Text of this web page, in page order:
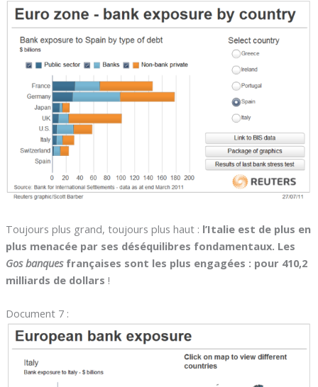
Toujours plus grand, toujours plus haut : l’Italie est de plus en
plus menacée par ses déséquilibres fondamentaux. Les
Gos banques françaises sont les plus engagées : pour 410,2
milliards de dollars !
Document 7 :